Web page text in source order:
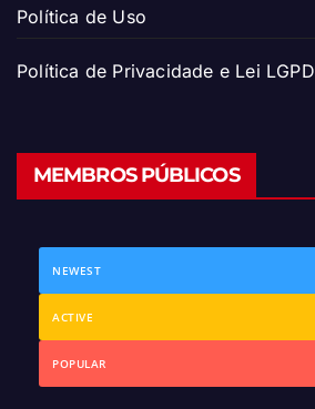
Política de Uso
Política de Privacidade e Lei LGPD
MEMBROS PÚBLICOS
NEWEST
ACTIVE
POPULAR